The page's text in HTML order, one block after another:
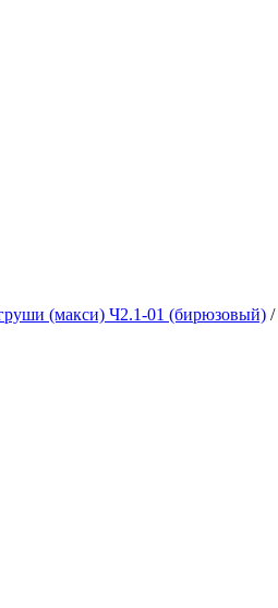
(макси) Ч2.1-01 (бирюзовый) /